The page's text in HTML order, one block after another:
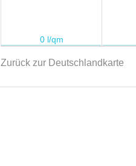
Zurück zur Deutschlandkarte